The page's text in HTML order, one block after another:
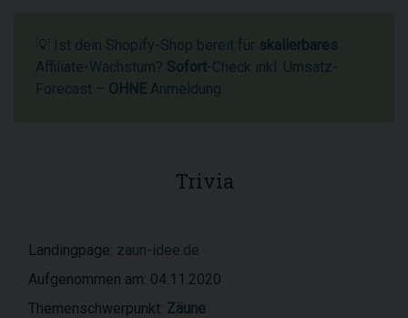
💡 Ist dein Shopify-Shop bereit für skalierbares
Affiliate-Wachstum? Sofort-Check inkl. Umsatz-
Forecast – OHNE Anmeldung.
Trivia
Landingpage: zaun-idee.de
Aufgenommen am: 04.11.2020
Themenschwerpunkt: Zäune